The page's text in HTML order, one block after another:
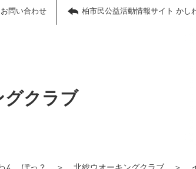
お問い合わせ 柏市民公益活動情報サイト かし
グクラブ